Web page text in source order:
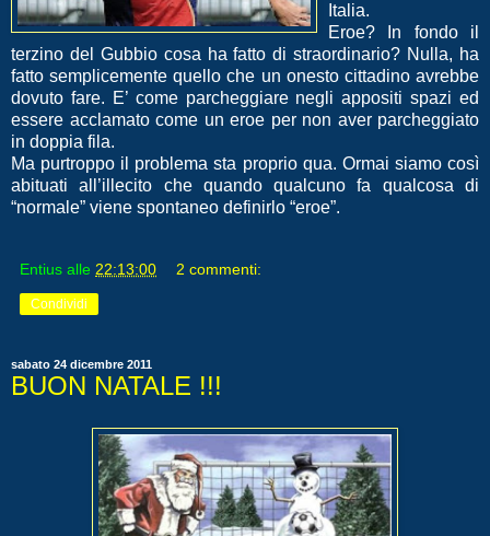
Italia.
Eroe? In fondo il
terzino del Gubbio cosa ha fatto di straordinario? Nulla, ha
fatto semplicemente quello che un onesto cittadino avrebbe
dovuto fare. E’ come parcheggiare negli appositi spazi ed
essere acclamato come un eroe per non aver parcheggiato
in doppia fila.
Ma purtroppo il problema sta proprio qua. Ormai siamo così
abituati all’illecito che quando qualcuno fa qualcosa di
“normale” viene spontaneo definirlo “eroe”.
Entius alle 22:13:00 2 commenti:
Condividi
sabato 24 dicembre 2011
BUON NATALE !!!